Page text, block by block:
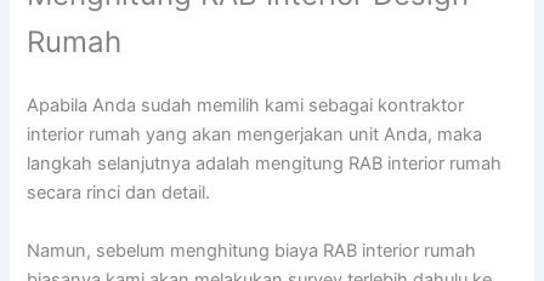
Rumah
Apabila Anda sudah memilih kami sebagai kontraktor
interior rumah yang akan mengerjakan unit Anda, maka
langkah selanjutnya adalah mengitung RAB interior rumah
secara rinci dan detail.
Namun, sebelum menghitung biaya RAB interior rumah